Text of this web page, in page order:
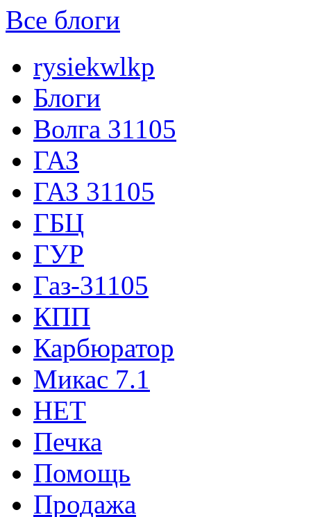
Все блоги
rysiekwlkp
Блоги
Волга 31105
ГАЗ
ГАЗ 31105
ГБЦ
ГУР
Газ-31105
КПП
Карбюратор
Микас 7.1
НЕТ
Печка
Помощь
Продажа